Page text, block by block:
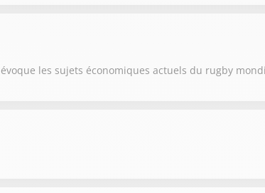
les sujets économiques actuels du rugby